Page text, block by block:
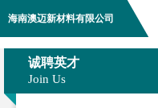
海南澳迈新材料有限公司
诚聘英才
Join Us